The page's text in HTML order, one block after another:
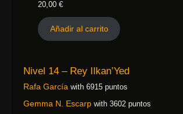
20,00 €
Añadir al carrito
Nivel 14 – Rey Ilkan’Yed
Rafa García with 6915 puntos
Gemma N. Escarp with 3602 puntos